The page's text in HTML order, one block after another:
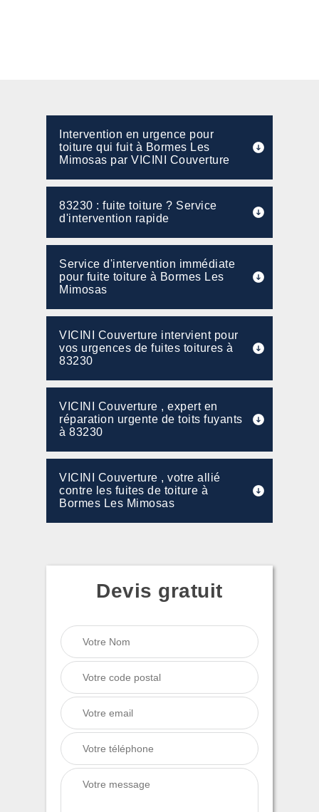
Intervention en urgence pour
toiture qui fuit à Bormes Les
Mimosas par VICINI Couverture
83230 : fuite toiture ? Service
d'intervention rapide
Service d'intervention immédiate
pour fuite toiture à Bormes Les
Mimosas
VICINI Couverture intervient pour
vos urgences de fuites toitures à
83230
VICINI Couverture , expert en
réparation urgente de toits fuyants
à 83230
VICINI Couverture , votre allié
contre les fuites de toiture à
Bormes Les Mimosas
Devis gratuit